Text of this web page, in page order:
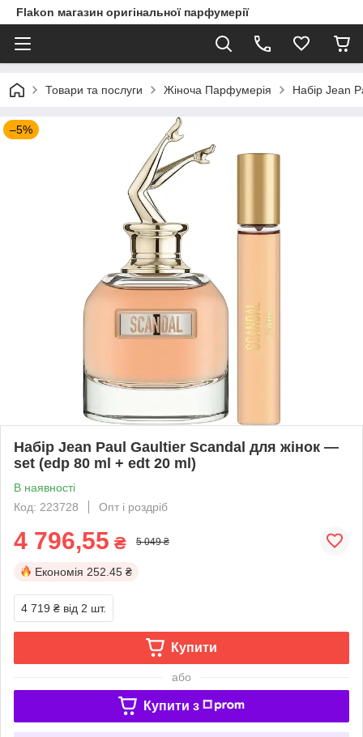
Flakon магазин оригінальної парфумерії
Товари та послуги Жіноча Парфумерія Набір Jean
–5%
Набір Jean Paul Gaultier Scandal для жінок —
set (edp 80 ml + edt 20 ml)
В наявності
Код: 223728
Опт і роздріб
4 796,55 ₴ 5 049 ₴
Економія 252.45 ₴
4 719 ₴ від 2 шт.
Купити
або
Купити з